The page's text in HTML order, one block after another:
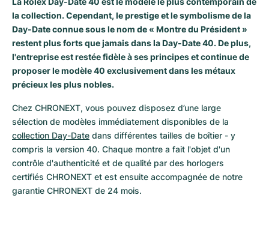
la collection. Cependant, le prestige et le symbolisme de la
Day-Date connue sous le nom de « Montre du Président »
restent plus forts que jamais dans la Day-Date 40. De plus,
l'entreprise est restée fidèle à ses principes et continue de
proposer le modèle 40 exclusivement dans les métaux
précieux les plus nobles.
Chez CHRONEXT, vous pouvez disposez d’une large
collection Day-Date dans différentes tailles de boîtier - y
compris la version 40. Chaque montre a fait l'objet d'un
contrôle d'authenticité et de qualité par des horlogers
certifiés CHRONEXT et est ensuite accompagnée de notre
garantie CHRONEXT de 24 mois.